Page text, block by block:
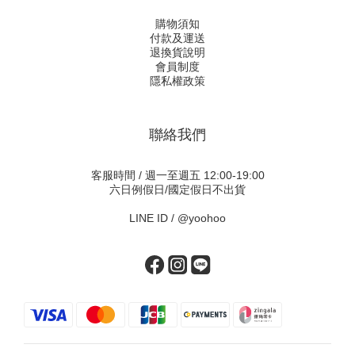
購物須知
付款及運送
退換貨說明
會員制度
隱私權政策
聯絡我們
客服時間 / 週一至週五 12:00-19:00
六日例假日/國定假日不出貨
LINE ID / @yoohoo